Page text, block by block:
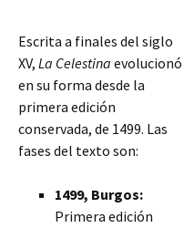
Escrita a finales del siglo
XV, La Celestina evolucionó
en su forma desde la
primera edición
conservada, de 1499. Las
fases del texto son:
1499, Burgos:
Primera edición